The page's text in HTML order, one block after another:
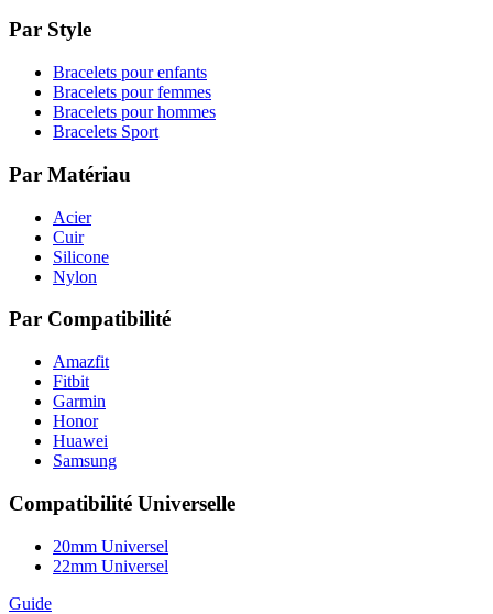
Par Style
Bracelets pour enfants
Bracelets pour femmes
Bracelets pour hommes
Bracelets Sport
Par Matériau
Acier
Cuir
Silicone
Nylon
Par Compatibilité
Amazfit
Fitbit
Garmin
Honor
Huawei
Samsung
Compatibilité Universelle
20mm Universel
22mm Universel
Guide